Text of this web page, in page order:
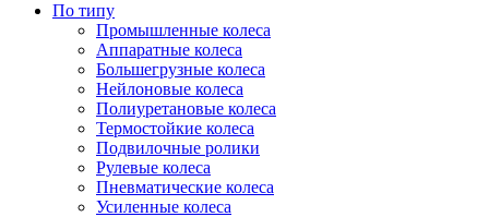
По типу
Промышленные колеса
Аппаратные колеса
Большегрузные колеса
Нейлоновые колеса
Полиуретановые колеса
Термостойкие колеса
Подвилочные ролики
Рулевые колеса
Пневматические колеса
Усиленные колеса